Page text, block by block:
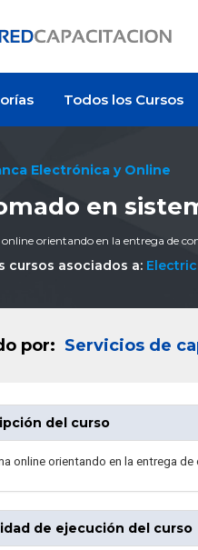
Todos los Cursos
Electrónica y Online
en
orientando en la entrega de
cursos asociados a:
por: Servicios de
del curso
online orientando en la entrega
de ejecución del curso